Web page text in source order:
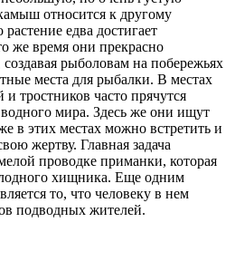
относится к другому
едва достигает
же время они прекрасно
рыболовам на побережьях
места для рыбалки. В местах
тростников часто прячутся
мира. Здесь же они ищут
в этих местах можно встретить и
жертву. Главная задача
проводке приманки, которая
хищника. Еще одним
то, что человеку в нем
подводных жителей.